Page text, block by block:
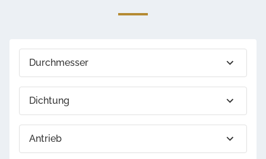
Steuerung und Signalisierung
Die ausgewählten Elemente werden auf dem Ventil
montiert geliefert. Die Montage und die
Sie sind fast fertig!
Durchmesser
Dichtung
Antrieb